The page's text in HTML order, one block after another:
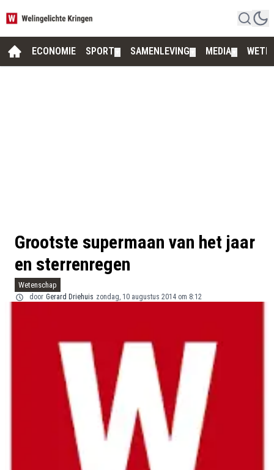
ECONOMIE SPORT SAMENLEVING MEDIA
Grootste supermaan van het jaar
en sterrenregen
Wetenschap
door Gerard Driehuis zondag, 10 augustus 2014 om 8:12